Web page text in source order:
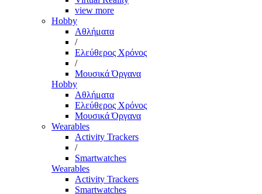
view more
Hobby
Αθλήματα
/
Ελεύθερος Χρόνος
/
Μουσικά Όργανα
Hobby
Αθλήματα
Ελεύθερος Χρόνος
Μουσικά Όργανα
Wearables
Activity Trackers
/
Smartwatches
Wearables
Activity Trackers
Smartwatches